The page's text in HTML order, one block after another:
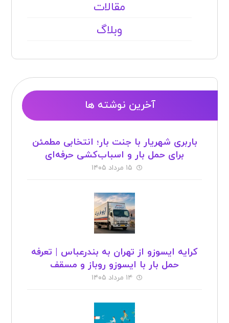
مقالات
وبلاگ
آخرین نوشته ها
باربری شهریار با جنت بار؛ انتخابی مطمئن
برای حمل بار و اسباب‌کشی حرفه‌ای
۱۵ مرداد ۱۴۰۵
کرایه ایسوزو از تهران به بندرعباس | تعرفه
حمل بار با ایسوزو روباز و مسقف
۱۴ مرداد ۱۴۰۵